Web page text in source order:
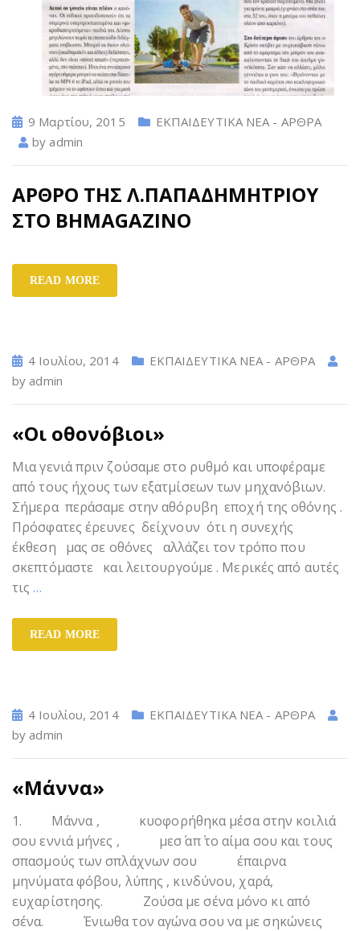
9 Μαρτίου, 2015
ΕΚΠΑΙΔΕΥΤΙΚΑ ΝΕΑ - ΑΡΘΡΑ
by admin
ΑΡΘΡΟ ΤΗΣ Λ.ΠΑΠΑΔΗΜΗΤΡΙΟΥ
ΣΤΟ ΒΗΜΑGAZINO
READ MORE
4 Ιουλίου, 2014
ΕΚΠΑΙΔΕΥΤΙΚΑ ΝΕΑ - ΑΡΘΡΑ
by admin
«Oι οθονόβιοι»
Μια γενιά πριν ζούσαμε στο ρυθμό και υποφέραμε
από τους ήχους των εξατμίσεων των μηχανόβιων.
Σήμερα περάσαμε στην αθόρυβη εποχή της οθόνης .
Πρόσφατες έρευνες δείχνουν ότι η συνεχής
έκθεση μας σε οθόνες αλλάζει τον τρόπο που
σκεπτόμαστε και λειτουργούμε . Μερικές από αυτές
τις…
READ MORE
4 Ιουλίου, 2014
ΕΚΠΑΙΔΕΥΤΙΚΑ ΝΕΑ - ΑΡΘΡΑ
by admin
«Μάννα»
1. Μάννα , κυοφορήθηκα μέσα στην κοιλιά
σου εννιά μήνες , μεσ΄ απ΄ το αίμα σου και τους
σπασμούς των σπλάχνων σου έπαιρνα
μηνύματα φόβου, λύπης , κινδύνου, χαρά,
ευχαρίστησης. Ζούσα με σένα μόνο κι από
σένα. Ένιωθα τον αγώνα σου να με σηκώνεις